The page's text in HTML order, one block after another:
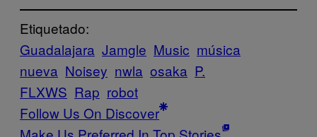
Etiquetado:
Guadalajara Jamgle Music música
nueva Noisey nwla osaka P.
FLXWS Rap robot
Follow Us On Discover